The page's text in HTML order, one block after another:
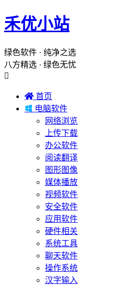
禾优小站
绿色软件 · 纯净之选
八方精选 · 绿色无忧

 首页
 电脑软件
网络浏览
上传下载
办公软件
阅读翻译
图形图像
媒体播放
视频软件
安全软件
应用软件
硬件相关
系统工具
聊天软件
操作系统
汉字输入